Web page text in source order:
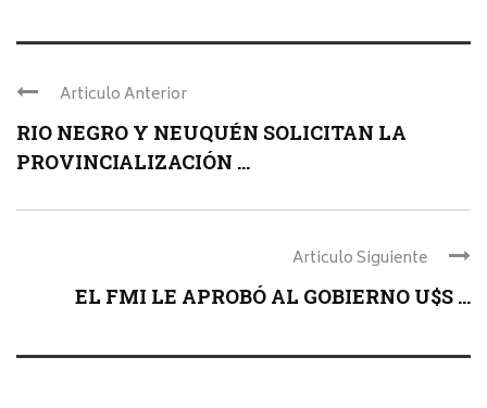
Articulo Anterior
RIO NEGRO Y NEUQUÉN SOLICITAN LA
PROVINCIALIZACIÓN ...
Articulo Siguiente
EL FMI LE APROBÓ AL GOBIERNO U$S ...